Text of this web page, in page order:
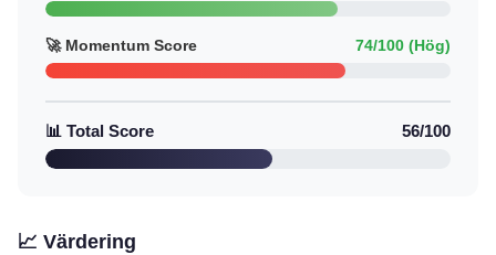
🚀 Momentum Score 74/100 (Hög)
📊 Total Score 56/100
📈 Värdering